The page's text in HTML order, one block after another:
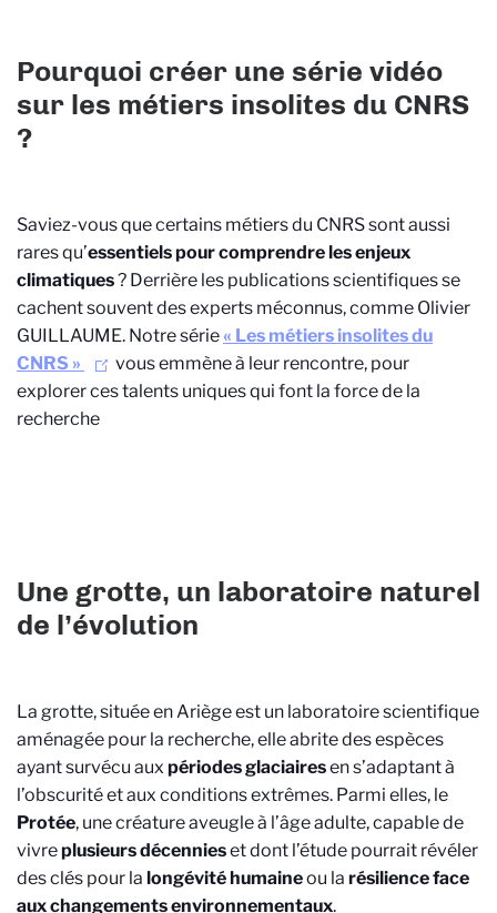
Pourquoi créer une série vidéo
sur les métiers insolites du CNRS
?
Saviez-vous que certains métiers du CNRS sont aussi
rares qu’essentiels pour comprendre les enjeux
climatiques? Derrière les publications scientifiques se
cachent souvent des experts méconnus, comme Olivier
GUILLAUME. Notre série « Les métiers insolites du
CNRS »
vous emmène à leur rencontre, pour
explorer ces talents uniques qui font la force de la
recherche
Une grotte, un laboratoire naturel
de l’évolution
La grotte, située en Ariège est un laboratoire scientifique
aménagée pour la recherche, elle abrite des espèces
ayant survécu aux périodes glaciairesen s’adaptant à
l’obscurité et aux conditions extrêmes. Parmi elles, le
Protée, une créature aveugle à l’âge adulte, capable de
vivreplusieurs décennieset dont l’étude pourrait révéler
des clés pour la longévité humaineou la résilience face
aux changements environnementaux.